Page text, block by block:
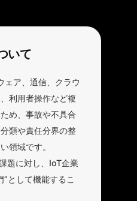
いて
ェア、通信、クラウ
利用者操作など複
め、事故や不具合
類や責任分界の整
領域です。
題に対し、IoT企業
として機能するこ